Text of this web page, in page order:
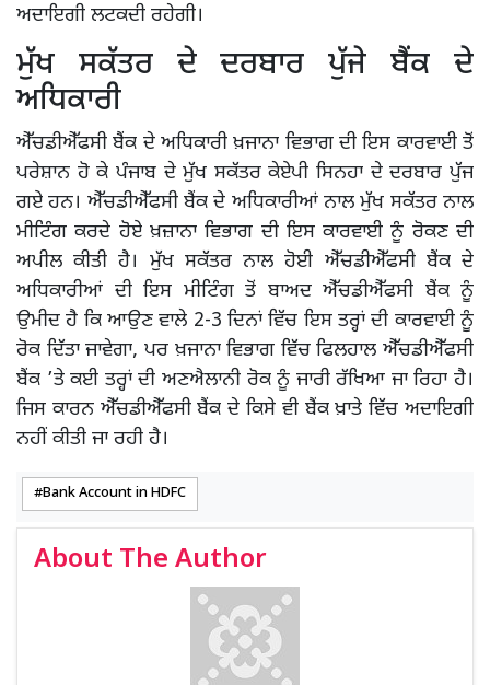
ਅਦਾਇਗੀ ਲਟਕਦੀ ਰਹੇਗੀ।
ਮੁੱਖ ਸਕੱਤਰ ਦੇ ਦਰਬਾਰ ਪੁੱਜੇ ਬੈਂਕ ਦੇ
ਅਧਿਕਾਰੀ
ਐੱਚਡੀਐੱਫਸੀ ਬੈਂਕ ਦੇ ਅਧਿਕਾਰੀ ਖ਼ਜਾਨਾ ਵਿਭਾਗ ਦੀ ਇਸ ਕਾਰਵਾਈ ਤੋਂ
ਪਰੇਸ਼ਾਨ ਹੋ ਕੇ ਪੰਜਾਬ ਦੇ ਮੁੱਖ ਸਕੱਤਰ ਕੇਏਪੀ ਸਿਨਹਾ ਦੇ ਦਰਬਾਰ ਪੁੱਜ
ਗਏ ਹਨ। ਐੱਚਡੀਐੱਫਸੀ ਬੈਂਕ ਦੇ ਅਧਿਕਾਰੀਆਂ ਨਾਲ ਮੁੱਖ ਸਕੱਤਰ ਨਾਲ
ਮੀਟਿੰਗ ਕਰਦੇ ਹੋਏ ਖ਼ਜ਼ਾਨਾ ਵਿਭਾਗ ਦੀ ਇਸ ਕਾਰਵਾਈ ਨੂੰ ਰੋਕਣ ਦੀ
ਅਪੀਲ ਕੀਤੀ ਹੈ। ਮੁੱਖ ਸਕੱਤਰ ਨਾਲ ਹੋਈ ਐੱਚਡੀਐੱਫਸੀ ਬੈਂਕ ਦੇ
ਅਧਿਕਾਰੀਆਂ ਦੀ ਇਸ ਮੀਟਿੰਗ ਤੋਂ ਬਾਅਦ ਐੱਚਡੀਐੱਫਸੀ ਬੈਂਕ ਨੂੰ
ਉਮੀਦ ਹੈ ਕਿ ਆਉਣ ਵਾਲੇ 2-3 ਦਿਨਾਂ ਵਿੱਚ ਇਸ ਤਰ੍ਹਾਂ ਦੀ ਕਾਰਵਾਈ ਨੂੰ
ਰੋਕ ਦਿੱਤਾ ਜਾਵੇਗਾ, ਪਰ ਖ਼ਜਾਨਾ ਵਿਭਾਗ ਵਿੱਚ ਫਿਲਹਾਲ ਐੱਚਡੀਐੱਫਸੀ
ਬੈਂਕ ’ਤੇ ਕਈ ਤਰ੍ਹਾਂ ਦੀ ਅਣਐਲਾਨੀ ਰੋਕ ਨੂੰ ਜਾਰੀ ਰੱਖਿਆ ਜਾ ਰਿਹਾ ਹੈ।
ਜਿਸ ਕਾਰਨ ਐੱਚਡੀਐੱਫਸੀ ਬੈਂਕ ਦੇ ਕਿਸੇ ਵੀ ਬੈਂਕ ਖ਼ਾਤੇ ਵਿੱਚ ਅਦਾਇਗੀ
ਨਹੀਂ ਕੀਤੀ ਜਾ ਰਹੀ ਹੈ।
Bank Account in HDFC
About The Author